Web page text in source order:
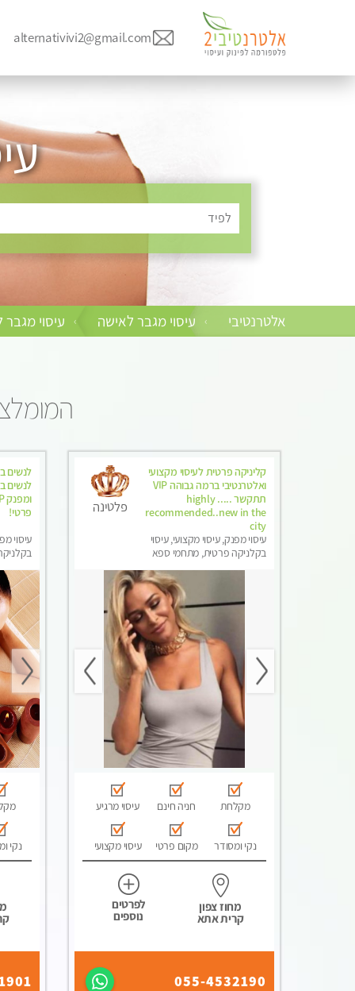
alternativivi2@gmail.com
לפיד
אלטרנטיבי › עיסוי מגבר לאישה › עיסוי
קליניקה פרטית לעיסוי מקצועי
ואלטרנטיבי ברמה גבוהה VIP
תתקשר ..... highly
recommended..new in the
city
עיסוי מפנק, עיסוי מקצועי, עיסוי
בקלניקה פרטית, מתחמי ספא
הבית, עיסוי טנטרה, עיסוי מגבר
לגבר, עיסוי מגבר לאישה
פלטינה
מקלחת חניה חינם עיסוי מרגיע
נקי ומסודר מקום פרטי עיסוי מקצועי
מחוז צפון
קרית אתא
לפרטים
נוספים
055-4532190
לנשים
לנשים
פרטי! ​​​​​​
עיסוי
בלבד
נקי